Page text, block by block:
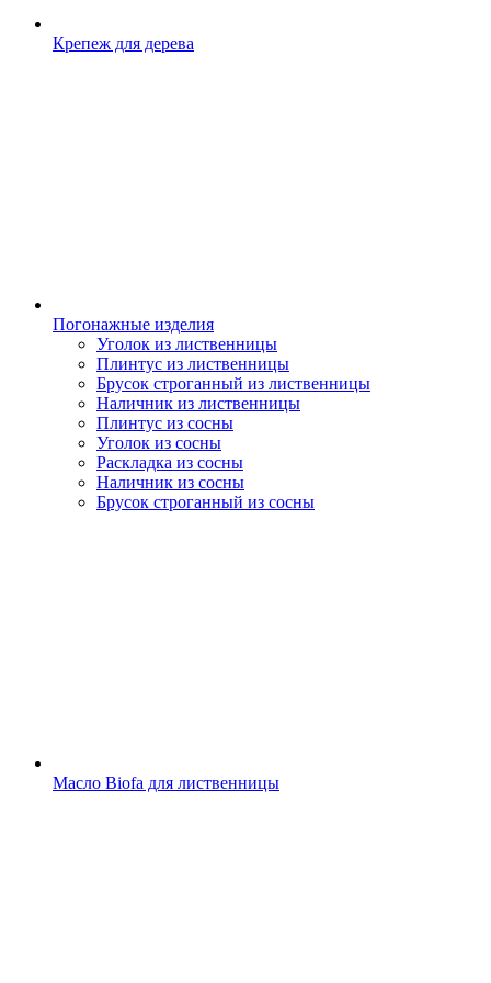
Крепеж для дерева
Погонажные изделия
Уголок из лиственницы
Плинтус из лиственницы
Брусок строганный из лиственницы
Наличник из лиственницы
Плинтус из сосны
Уголок из сосны
Раскладка из сосны
Наличник из сосны
Брусок строганный из сосны
Масло Biofa для лиственницы